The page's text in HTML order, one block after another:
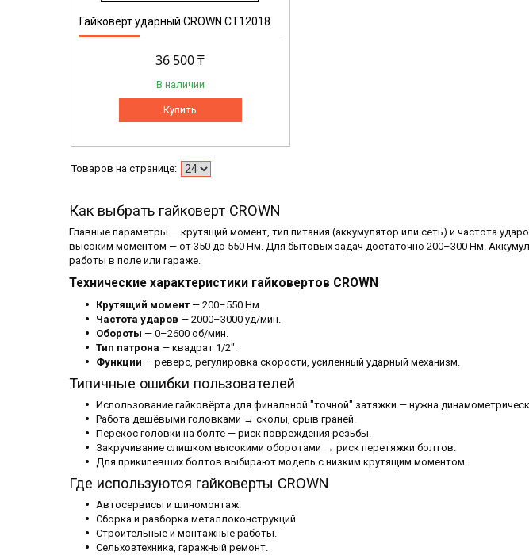
Гайковерт ударный CROWN CT12018
36 500 ₸
В наличии
Купить
Как выбрать гайковерт CROWN
Главные параметры — крутящий момент, тип питания (аккумулятор или сеть) и частота
высоким моментом — от 350 до 550 Нм. Для бытовых задач достаточно 200–300 Нм.
работы в поле или гараже.
Технические характеристики гайковертов CROWN
Крутящий момент — 200–550 Нм.
Частота ударов — 2000–3000 уд/мин.
Обороты — 0–2600 об/мин.
Тип патрона — квадрат 1/2".
Функции — реверс, регулировка скорости, усиленный ударный механизм.
Типичные ошибки пользователей
Использование гайковёрта для финальной "точной" затяжки — нужна
Работа дешёвыми головками → сколы, срыв граней.
Перекос головки на болте — риск повреждения резьбы.
Закручивание слишком высокими оборотами → риск перетяжки болтов.
Для прикипевших болтов выбирают модель с низким крутящим моментом.
Где используются гайковерты CROWN
Автосервисы и шиномонтаж.
Сборка и разборка металлоконструкций.
Строительные и монтажные работы.
Сельхозтехника, гаражный ремонт.